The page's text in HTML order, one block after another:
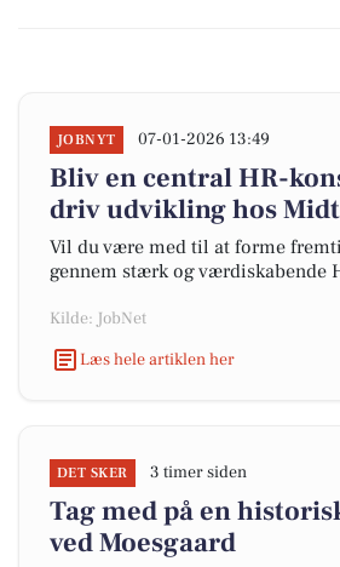
JOBNYT 07-01-2026 13:49
Bliv en central HR-
driv udvikling hos
Vil du være med til at forme
gennem stærk og værdiskabende
Kilde: JobNet
Læs hele artiklen her
DET SKER 3 timer siden
Tag med på en
ved Moesgaard